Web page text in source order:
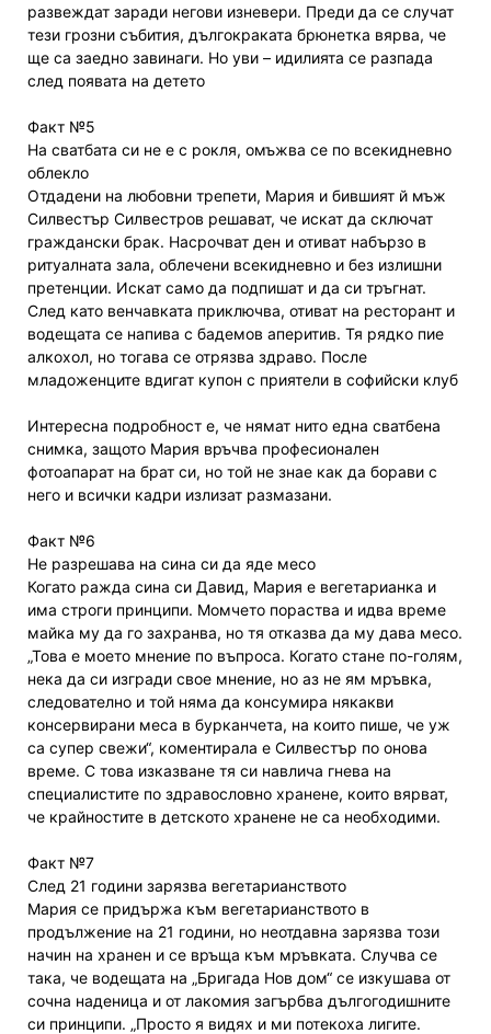
развеждат заради негови изневери. Преди да се случат
тези грозни събития, дългокраката брюнетка вярва, че
ще са заедно завинаги. Но уви – идилията се разпада
след появата на детето
Факт №5
На сватбата си не е с рокля, омъжва се по всекидневно
облекло
Отдадени на любовни трепети, Мария и бившият й мъж
Силвестър Силвестров решават, че искат да сключат
граждански брак. Насрочват ден и отиват набързо в
ритуалната зала, облечени всекидневно и без излишни
претенции. Искат само да подпишат и да си тръгнат.
След като венчавката приключва, отиват на ресторант и
водещата се напива с бадемов аперитив. Тя рядко пие
алкохол, но тогава се отрязва здраво. После
младоженците вдигат купон с приятели в софийски клуб
Интересна подробност е, че нямат нито една сватбена
снимка, защото Мария връчва професионален
фотоапарат на брат си, но той не знае как да борави с
него и всички кадри излизат размазани.
Факт №6
Не разрешава на сина си да яде месо
Когато ражда сина си Давид, Мария е вегетарианка и
има строги принципи. Момчето пораства и идва време
майка му да го захранва, но тя отказва да му дава месо.
„Това е моето мнение по въпроса. Когато стане по-голям,
нека да си изгради свое мнение, но аз не ям мръвка,
следователно и той няма да консумира някакви
консервирани меса в бурканчета, на които пише, че уж
са супер свежи“, коментирала е Силвестър по онова
време. С това изказване тя си навлича гнева на
специалистите по здравословно хранене, които вярват,
че крайностите в детското хранене не са необходими.
Факт №7
След 21 години зарязва вегетарианството
Мария се придържа към вегетарианството в
продължение на 21 години, но неотдавна зарязва този
начин на хранен и се връща към мръвката. Случва се
така, че водещата на „Бригада Нов дом“ се изкушава от
сочна наденица и от лакомия загърбва дългогодишните
си принципи. „Просто я видях и ми потекоха лигите.